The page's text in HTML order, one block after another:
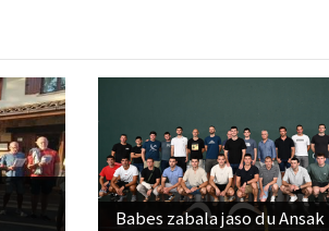
Babes zabala jaso du Ansak